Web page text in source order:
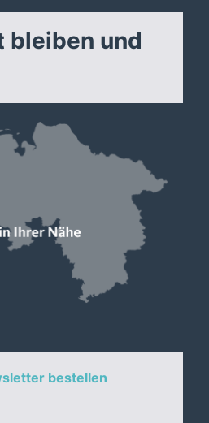
bleiben und
bestellen